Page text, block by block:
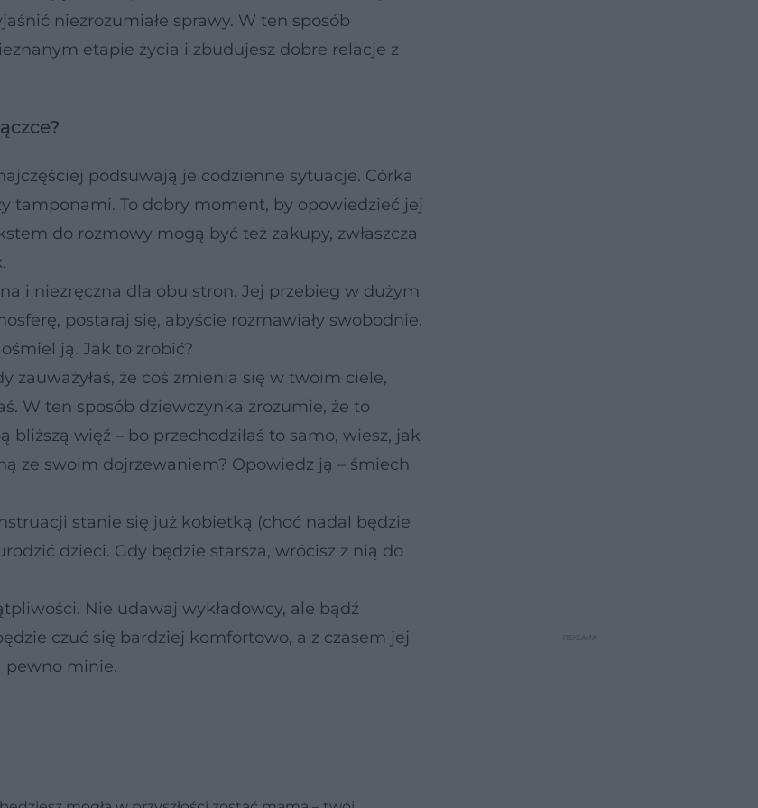
niezrozumiałe sprawy. W ten sposób
etapie życia i zbudujesz dobre relacje z
podsuwają je codzienne sytuacje. Córka
tamponami. To dobry moment, by opowiedzieć jej
do rozmowy mogą być też zakupy, zwłaszcza
i niezręczna dla obu stron. Jej przebieg w dużym
postaraj się, abyście rozmawiały swobodnie.
ją. Jak to zrobić?
że coś zmienia się w twoim ciele,
W ten sposób dziewczynka zrozumie, że to
więź – bo przechodziłaś to samo, wiesz, jak
ze swoim dojrzewaniem? Opowiedz ją – śmiech
stanie się już kobietką (choć nadal będzie
dzieci. Gdy będzie starsza, wrócisz z nią do
Nie udawaj wykładowcy, ale bądź
czuć się bardziej komfortowo, a z czasem jej
pewno minie.